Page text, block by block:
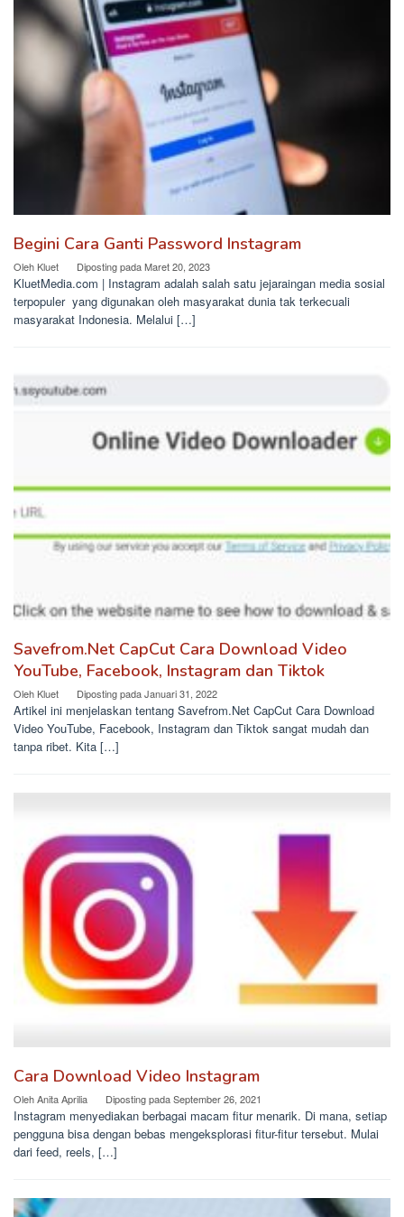
Begini Cara Ganti Password Instagram
Oleh Kluet Diposting padaMaret 20, 2023
KluetMedia.com | Instagram adalah salah satu jejaraingan media sosial
terpopuler yang digunakan oleh masyarakat dunia tak terkecuali
masyarakat Indonesia. Melalui […]
Savefrom.Net CapCut Cara Download Video
YouTube, Facebook, Instagram dan Tiktok
Oleh Kluet Diposting padaJanuari 31, 2022
Artikel ini menjelaskan tentang Savefrom.Net CapCut Cara Download
Video YouTube, Facebook, Instagram dan Tiktok sangat mudah dan
tanpa ribet. Kita […]
Cara Download Video Instagram
OlehAnita Aprilia Diposting padaSeptember 26, 2021
Instagram menyediakan berbagai macam fitur menarik. Di mana, setiap
pengguna bisa dengan bebas mengeksplorasi fitur-fitur tersebut. Mulai
dari feed, reels, […]